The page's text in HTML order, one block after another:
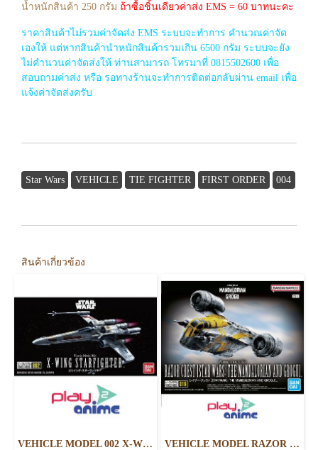
น้ำหนักสินค้า 250 กรัม ถ้าซื้อชิ้นเดียวค่าส่ง EMS = 60 บาทนะคะ
ราคาสินค้าไม่รวมค่าจัดส่ง EMS ระบบจะทำการ คำนวณค่าจัด
เองให้ แต่หากสินค้านำหนักสินค้ารวมเกิน 6500 กรัม ระบบจะยัง
ไม่คำนวนค่าจัดส่งให้ ท่านสามารถ โทรมาที่ 0815502600 เพื่อ
สอบถามค่าส่ง หรือ รอทางร้านจะทำการติดต่อกลับผ่าน email เพื่อ
แจ้งค่าจัดส่งครับ
Star Wars VEHICLE TIE FIGHTER FIRST ORDER 004
สินค้าเกี่ยวข้อง
VEHICLE MODEL 002 X-WING STARFIGHTER VEHICLE MODEL RAZOR CREST [STAR WARS: THE MANDALORIAN AND GROGU]